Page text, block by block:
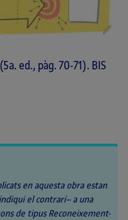
ed., pàg. 70-71). BIS
en aquesta obra estan
el contrari– a una
de tipus Reconeixement-